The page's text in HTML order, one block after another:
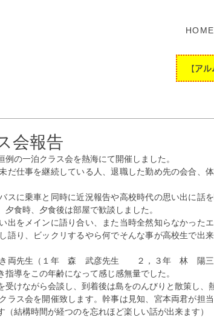
HOME
【ア
会報告
の一泊クラス会を熱海にて開催しました。
だ仕事を継続している人、退職した勤め先の会合、
スに乗車と同時に近況報告や高校時代の思い出に話
食時、夕食後は部屋で歓談しました。
出をメインに語り合い、また当時全然知らなかった
語り、ビックリするやら何でそんな事が高校生で出
両先生（１年　森　武彦先生　　２，３年　林　陽
き指導をこの年齢になって感じ感無量でした。
けながら会談し、到着後は島をのんびりと散策し、
ラス会を開催致します。幹事は見知、宮本両君が担
（結構時間が経つのを忘れほど楽しい話が出来ます）